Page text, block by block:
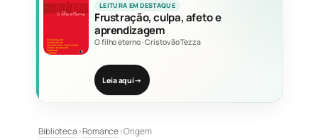
LEITURA EM DESTAQUE
Frustração, culpa, afeto e
aprendizagem
O filho eterno·Cristovão Tezza
Leia aqui→
Biblioteca›Romance›Origem